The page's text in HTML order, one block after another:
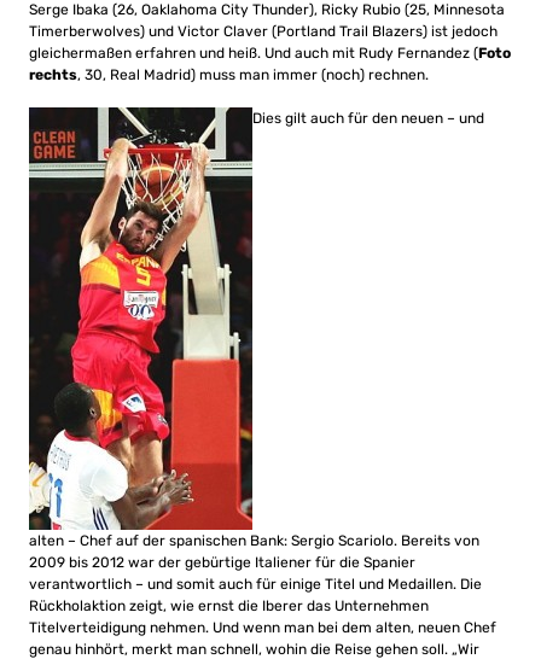
Serge Ibaka (26, Oaklahoma City Thunder), Ricky Rubio (25, Minnesota
Timerberwolves) und Victor Claver (Portland Trail Blazers) ist jedoch
gleichermaßen erfahren und heiß. Und auch mit Rudy Fernandez (Foto
rechts, 30, Real Madrid) muss man immer (noch) rechnen.
Dies gilt auch für den neuen – und
alten – Chef auf der spanischen Bank: Sergio Scariolo. Bereits von
2009 bis 2012 war der gebürtige Italiener für die Spanier
verantwortlich – und somit auch für einige Titel und Medaillen. Die
Rückholaktion zeigt, wie ernst die Iberer das Unternehmen
Titelverteidigung nehmen. Und wenn man bei dem alten, neuen Chef
genau hinhört, merkt man schnell, wohin die Reise gehen soll. „Wir